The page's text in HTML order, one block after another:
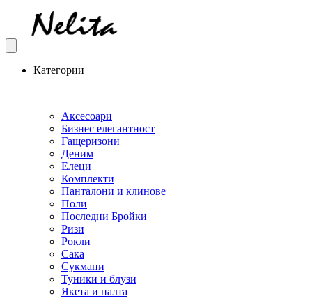
Категории
Аксесоари
Бизнес елегантност
Гащеризони
Деним
Елеци
Комплекти
Панталони и клинове
Поли
Последни Бройки
Ризи
Рокли
Сака
Сукмани
Туники и блузи
Якета и палта